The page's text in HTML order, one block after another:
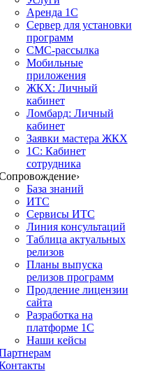
Аренда 1С
Сервер для установки
программ
СМС-рассылка
Мобильные
приложения
ЖКХ: Личный
кабинет
Ломбард: Личный
кабинет
Заявки мастера ЖКХ
1С: Кабинет
сотрудника
›
База знаний
ИТС
Сервисы ИТС
Линия консультаций
Таблица актуальных
релизов
Планы выпуска
релизов программ
Продление лицензии
сайта
Разработка на
платформе 1С
Наши кейсы